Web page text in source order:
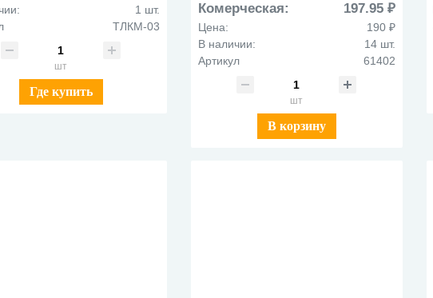
1 шт.
ТЛКМ-03
шт
Где купить
Комерческая: 197.95 ₽
Цена:
190 ₽
В наличии:
14 шт.
Артикул
61402
шт
В корзину